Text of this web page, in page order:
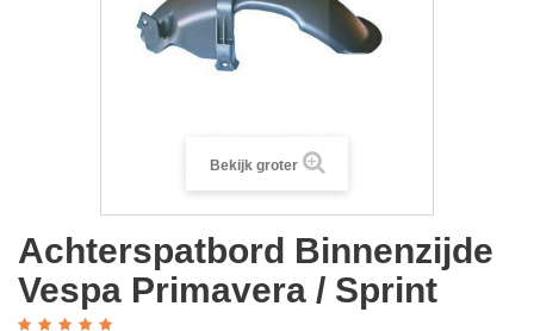
Bekijk groter
Achterspatbord Binnenzijde
Vespa Primavera / Sprint